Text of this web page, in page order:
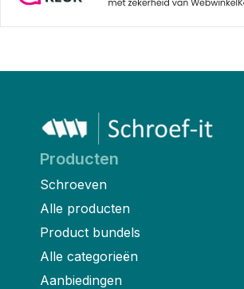
Producten
Schroeven
Alle producten
Product bundels
Alle categorieën
Aanbiedingen